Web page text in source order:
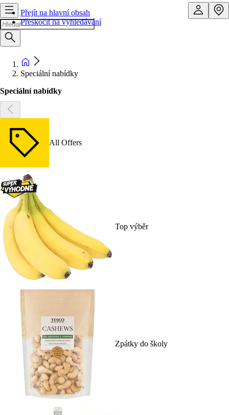
Přejít na hlavní obsah
Přeskočit na vyhledávání
Speciální nabídky
Speciální nabídky
All Offers
Top výběr
Zpátky do školy